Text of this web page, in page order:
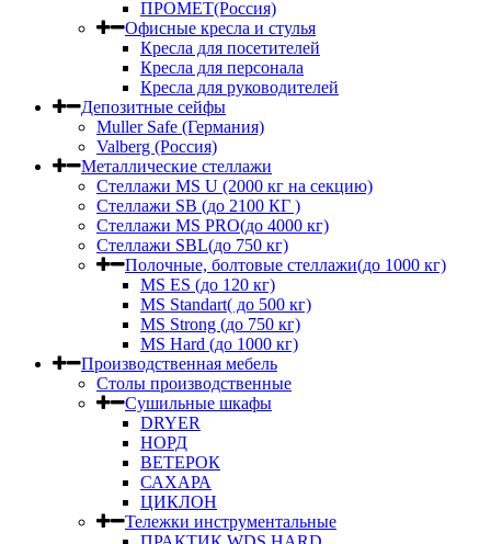
ПРОМЕТ(Россия)
Офисные кресла и стулья
Кресла для посетителей
Кресла для персонала
Кресла для руководителей
Депозитные сейфы
Muller Safe (Германия)
Valberg (Россия)
Металлические стеллажи
Стеллажи MS U (2000 кг на секцию)
Стеллажи SB (до 2100 КГ )
Стеллажи MS PRO(до 4000 кг)
Стеллажи SBL(до 750 кг)
Полочные, болтовые стеллажи(до 1000 кг)
MS ES (до 120 кг)
MS Standart( до 500 кг)
MS Strong (до 750 кг)
MS Hard (до 1000 кг)
Производственная мебель
Столы производственные
Сушильные шкафы
DRYER
НОРД
ВЕТЕРОК
САХАРА
ЦИКЛОН
Тележки инструментальные